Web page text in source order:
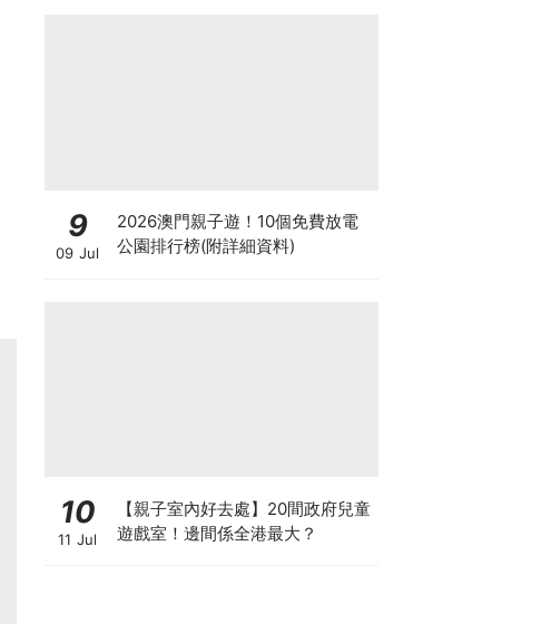
9
09 Jul
2026澳門親子遊！10個免費放電
公園排行榜(附詳細資料)
10
11 Jul
【親子室內好去處】20間政府兒童
遊戲室！邊間係全港最大？